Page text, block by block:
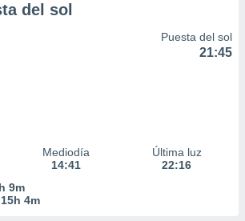
del sol
Puesta del sol
21:45
Mediodía
14:41
Última luz
22:16
9m
15h 4m